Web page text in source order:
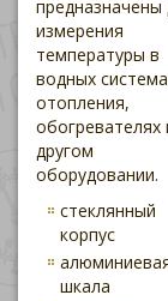
предназначены
измерения
температуры в
водных
отопления,
обогревателях
другом
оборудовании.
стеклянный
корпус
шкала